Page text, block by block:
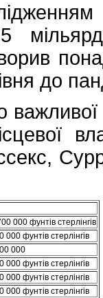
до
000 фунтів стерлінгів
000 фунтів стерлінгів
000
000 фунтів стерлінгів
000 фунтів стерлінгів
000 фунтів стерлінгів